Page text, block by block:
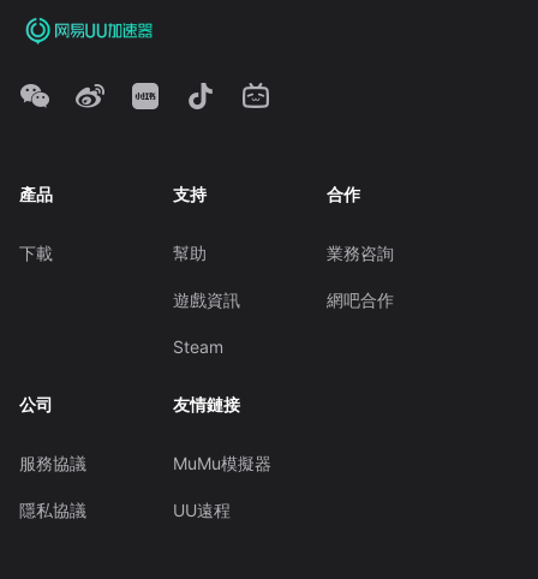
產品
下載
支持
幫助
遊戲資訊
Steam
合作
業務咨詢
網吧合作
公司
服務協議
隱私協議
友情鏈接
MuMu模擬器
UU遠程